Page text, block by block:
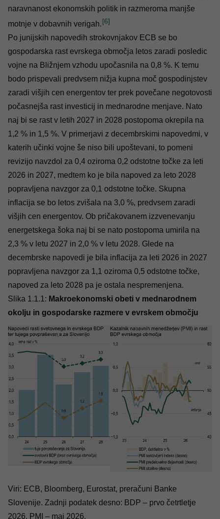
naravnanost ekonomskih politik in razmeroma manjše
motnje v dobavnih verigah. [6]
Po junijskih napovedih strokovnjakov ECB se bo
gospodarska rast evrskega območja letos zaradi posledic
vojne na Bližnjem vzhodu upočasnila na 0,8 %. K temu
bodo prispevali predvsem nižja kupna moč gospodinjstev
zaradi višjih cen energentov ter prek povečane negotovosti
počasnejša rast investicij in mednarodne menjave. Nato
naj bi se rast v letih 2027 in 2028 postopoma okrepila na
1,2 % in 1,5 %. V primerjavi z decembrskimi napovedmi, v
katerih učinki vojne še niso bili upoštevani, to pomeni
revizijo navzdol za 0,4 oziroma 0,2 odstotne točke za leti
2026 in 2027, medtem ko je bila napoved za leto 2028
popravljena navzgor za 0,1 odstotne točke. Skupna
inflacija se bo letos zvišala na 3,0 %, predvsem zaradi
višjih cen energentov. Ob pričakovanem izzvenevanju
energetskega šoka naj bi se nato postopoma umirila na
2,3 % v letu 2027 in 2,0 % v letu 2028. Glede na
decembrske napovedi je bila inflacija za leti 2026 in 2027
popravljena navzgor za 1,1 oziroma 0,5 odstotne točke,
napoved za leto 2028 pa je ostala nespremenjena.
Slika 1.1.1: Makroekonomski obeti v mednarodnem
okolju in gospodarske razmere v evrskem območju
Viri: ECB, Bloomberg, Eurostat, preračuni Banke
Slovenije. Zadnji podatek desno: BDP – prvo četrtletje
2026, PMI – maj 2026.